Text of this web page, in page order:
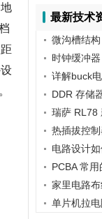
最新技术
微沟槽结
时钟缓冲
详解buck
DDR 存储
瑞萨 RL78
热插拔控制
电路设计
PCBA 常
家里电路
单片机拉